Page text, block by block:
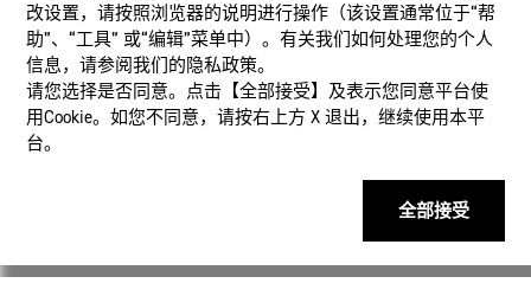
客户支持 电子乐器支持
产品
改设置，请按照浏览器的说明进⾏操作（该设置通常位于“帮
助”、“⼯具” 或“编辑”菜单中）。有关我们如何处理您的个⼈
信息，请参阅我们的隐私政策。
请您选择是否同意。点击【全部接受】及表示您同意平台使
用Cookie。如您不同意，请按右上⽅ X 退出，继续使⽤本平
台。
全部接受